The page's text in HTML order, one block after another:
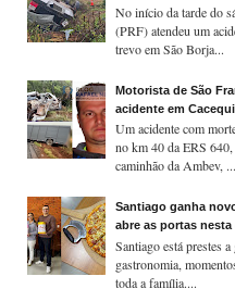
No início da tarde do
(PRF) atendeu um
trevo em São Borja...
Motorista de São
acidente em Cacequi
Um acidente com
no km 40 da ERS
caminhão da Ambev, ...
Santiago ganha
abre as portas
Santiago está prestes
gastronomia,
toda a família....